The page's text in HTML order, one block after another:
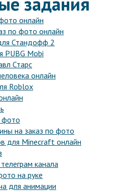
онлайн
по фото онлайн
Стандофф 2
PUBG Mobi
Старс
онлайн
Roblox
фото
на заказ по фото
для Minecraft онлайн
канала
на руке
для анимации